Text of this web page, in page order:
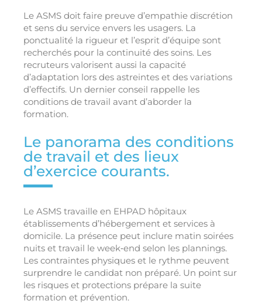
Le ASMS doit faire preuve d’empathie discrétion
et sens du service envers les usagers. La
ponctualité la rigueur et l’esprit d’équipe sont
recherchés pour la continuité des soins. Les
recruteurs valorisent aussi la capacité
d’adaptation lors des astreintes et des variations
d’effectifs. Un dernier conseil rappelle les
conditions de travail avant d’aborder la
formation.
Le panorama des conditions
de travail et des lieux
d’exercice courants.
Le ASMS travaille en EHPAD hôpitaux
établissements d’hébergement et services à
domicile. La présence peut inclure matin soirées
nuits et travail le week‑end selon les plannings.
Les contraintes physiques et le rythme peuvent
surprendre le candidat non préparé. Un point sur
les risques et protections prépare la suite
formation et prévention.